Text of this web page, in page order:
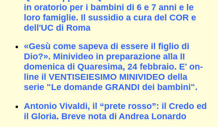
in oratorio per i bambini di 6 e 7 anni e le
loro famiglie. Il sussidio a cura del COR e
dell'UC di Roma
«Gesù come sapeva di essere il figlio di
Dio?». Minivideo in preparazione alla II
domenica di Quaresima, 24 febbraio. E' on-
line il VENTISEIESIMO MINIVIDEO della
serie "Le domande GRANDI dei bambini".
Antonio Vivaldi, il “prete rosso”: il Credo ed
il Gloria. Breve nota di Andrea Lonardo